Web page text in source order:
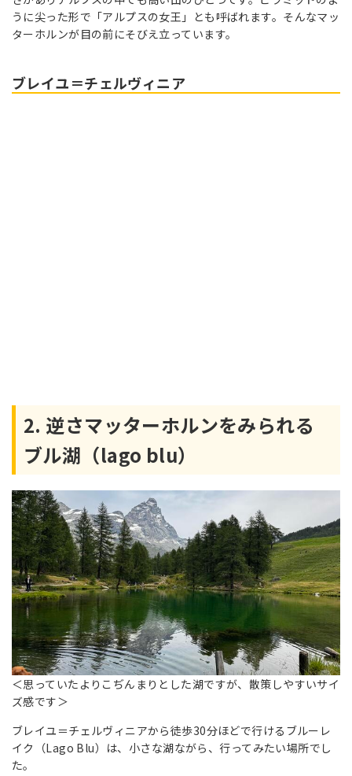
うに尖った形で「アルプスの女王」とも呼ばれます。そんなマッ
ターホルンが目の前にそびえ立っています。
ブレイユ＝チェルヴィニア
2. 逆さマッターホルンをみられる
ブル湖（lago blu）
＜思っていたよりこぢんまりとした湖ですが、散策しやすいサイ
ズ感です＞
ブレイユ＝チェルヴィニアから徒歩30分ほどで行けるブルーレ
イク（Lago Blu）は、小さな湖ながら、行ってみたい場所でし
た。